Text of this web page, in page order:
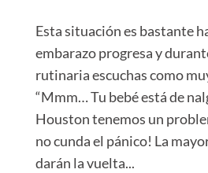
Esta situación es bastante
embarazo progresa y
rutinaria escuchas como
“Mmm… Tu bebé está de
Houston tenemos un
no cunda el pánico! La
darán la vuelta...